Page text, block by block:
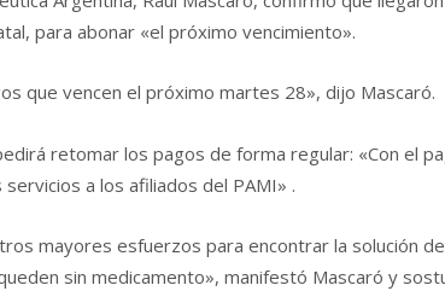
para abonar «el próximo vencimiento».
que vencen el próximo martes 28», dijo Mascaró.
retomar los pagos de forma regular: «Con el
a los afiliados del PAMI» .
mayores esfuerzos para encontrar la solución
sin medicamento», manifestó Mascaró y